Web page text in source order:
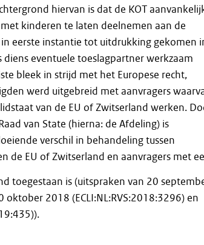
hiervan is dat de KOT
kinderen te laten deelnemen aan de
eerste instantie tot uitdrukking gekomen
diens eventuele toeslagpartner werkzaam
bleek in strijd met het Europese recht,
werd uitgebreid met aanvragers
van de EU of Zwitserland werken.
van State (hierna: de Afdeling) is
verschil in behandeling tussen
de EU of Zwitserland en aanvragers met
toegestaan is (uitspraken van 20
oktober 2018 (ECLI:NL:RVS:2018:3296) en